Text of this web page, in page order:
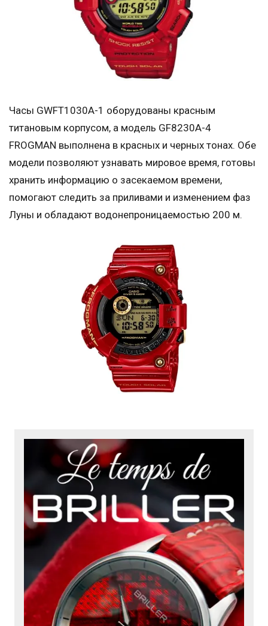
Часы GWFT1030A-1 оборудованы красным
титановым корпусом, а модель GF8230A-4
FROGMAN выполнена в красных и черных тонах. Обе
модели позволяют узнавать мировое время, готовы
хранить информацию о засекаемом времени,
помогают следить за приливами и изменением фаз
Луны и обладают водонепроницаемостью 200 м.